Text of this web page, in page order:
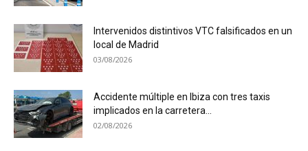
Intervenidos distintivos VTC falsificados en un
local de Madrid
03/08/2026
Accidente múltiple en Ibiza con tres taxis
implicados en la carretera...
02/08/2026